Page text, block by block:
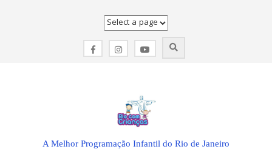
A Melhor Programação Infantil do Rio de Janeiro